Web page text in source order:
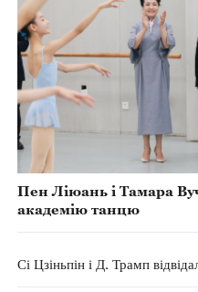
Пен Ліюань і Тамара
академію танцю
Сі Цзіньпін і Д. Трамп